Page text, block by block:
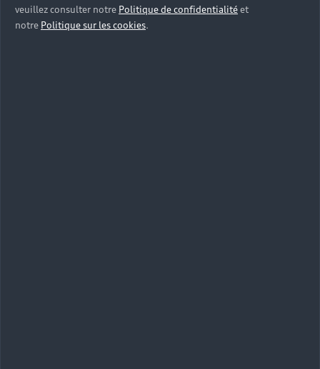
veuillez consulter notre Politique de confidentialitéet
notre Politique sur les cookies.